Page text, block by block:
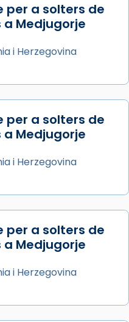
ha tingut lloc la
en agraïment al
visita apostòlica
i als
de Barcelona.
de Barcelona,
per a solters de
a Medjugorje
i Herzegovina
per a solters de
a Medjugorje
i Herzegovina
per a solters de
a Medjugorje
i Herzegovina